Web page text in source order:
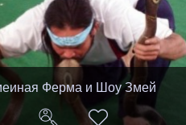
Ферма и Шоу Змей